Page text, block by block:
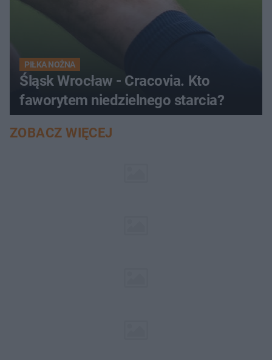
PIŁKA NOŻNA
Śląsk Wrocław - Cracovia. Kto
faworytem niedzielnego starcia?
ZOBACZ WIĘCEJ